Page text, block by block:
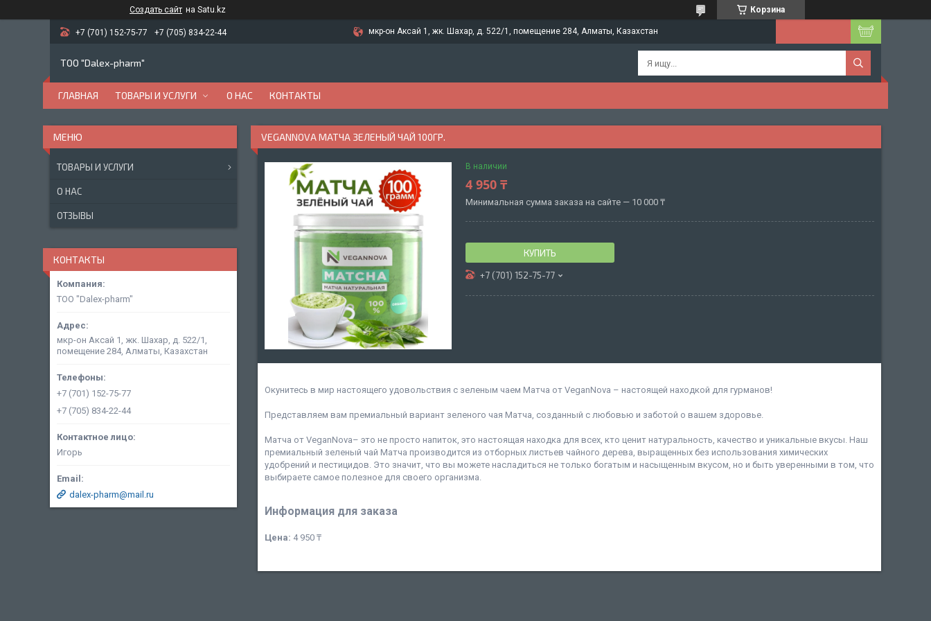
Создать сайт на Satu.kz Корзина
+7 (701) 152-75-77 +7 (705) 834-22-44 мкр-он Аксай 1, жк. Шахар, д. 522/1, помещение 284, Алматы, Казахстан
ТОО "Dalex-pharm"
ГЛАВНАЯ ТОВАРЫ И УСЛУГИ О НАС КОНТАКТЫ
VEGANNOVA МАТЧА ЗЕЛЕНЫЙ ЧАЙ 100ГР.
В наличии
4 950 ₸
Минимальная сумма заказа на сайте — 10 000 ₸
КУПИТЬ
+7 (701) 152-75-77
Окунитесь в мир настоящего удовольствия с зеленым чаем Матча от VeganNova – настоящей находкой для гурманов!
Представляем вам премиальный вариант зеленого чая Матча, созданный с любовью и заботой о вашем здоровье.
Матча от VeganNova– это не просто напиток, это настоящая находка для всех, кто ценит натуральность, качество и уникальные вкусы. Наш
премиальный зеленый чай Матча производится из отборных листьев чайного дерева, выращенных без использования химических
удобрений и пестицидов. Это значит, что вы можете насладиться не только богатым и насыщенным вкусом, но и быть уверенными в том, что
выбираете самое полезное для своего организма.
Информация для заказа
Цена: 4 950 ₸
ТОВАРЫ И УСЛУГИ
О НАС
ОТЗЫВЫ
КОНТАКТЫ
ТОО "Dalex-pharm"
мкр-он Аксай 1, жк. Шахар, д. 522/1,
помещение 284, Алматы, Казахстан
+7 (701) 152-75-77
+7 (705) 834-22-44
Игорь
dalex-pharm@mail.ru